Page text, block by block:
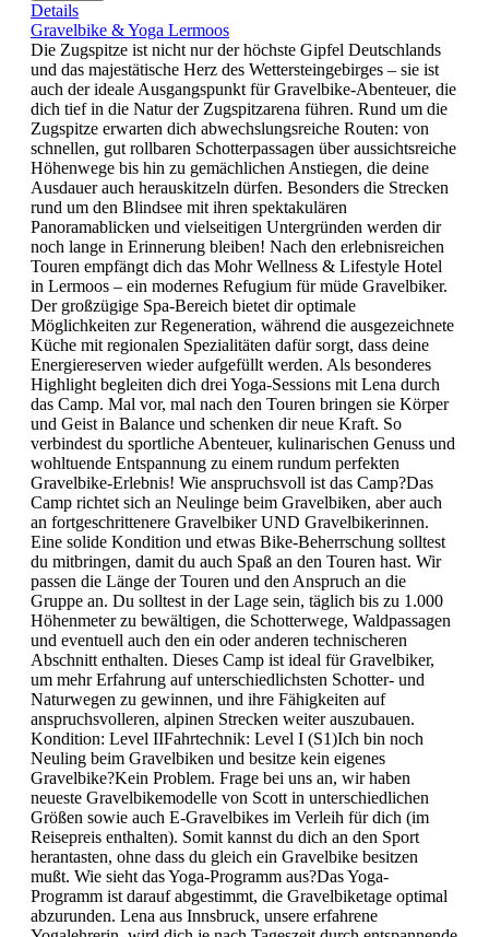
Details
Gravelbike & Yoga Lermoos
Die Zugspitze ist nicht nur der höchste Gipfel Deutschlands
und das majestätische Herz des Wettersteingebirges – sie ist
auch der ideale Ausgangspunkt für Gravelbike-Abenteuer, die
dich tief in die Natur der Zugspitzarena führen. Rund um die
Zugspitze erwarten dich abwechslungsreiche Routen: von
schnellen, gut rollbaren Schotterpassagen über aussichtsreiche
Höhenwege bis hin zu gemächlichen Anstiegen, die deine
Ausdauer auch herauskitzeln dürfen. Besonders die Strecken
rund um den Blindsee mit ihren spektakulären
Panoramablicken und vielseitigen Untergründen werden dir
noch lange in Erinnerung bleiben! Nach den erlebnisreichen
Touren empfängt dich das Mohr Wellness & Lifestyle Hotel
in Lermoos – ein modernes Refugium für müde Gravelbiker.
Der großzügige Spa-Bereich bietet dir optimale
Möglichkeiten zur Regeneration, während die ausgezeichnete
Küche mit regionalen Spezialitäten dafür sorgt, dass deine
Energiereserven wieder aufgefüllt werden. Als besonderes
Highlight begleiten dich drei Yoga-Sessions mit Lena durch
das Camp. Mal vor, mal nach den Touren bringen sie Körper
und Geist in Balance und schenken dir neue Kraft. So
verbindest du sportliche Abenteuer, kulinarischen Genuss und
wohltuende Entspannung zu einem rundum perfekten
Gravelbike-Erlebnis! Wie anspruchsvoll ist das Camp?Das
Camp richtet sich an Neulinge beim Gravelbiken, aber auch
an fortgeschrittenere Gravelbiker UND Gravelbikerinnen.
Eine solide Kondition und etwas Bike-Beherrschung solltest
du mitbringen, damit du auch Spaß an den Touren hast. Wir
passen die Länge der Touren und den Anspruch an die
Gruppe an. Du solltest in der Lage sein, täglich bis zu 1.000
Höhenmeter zu bewältigen, die Schotterwege, Waldpassagen
und eventuell auch den ein oder anderen technischeren
Abschnitt enthalten. Dieses Camp ist ideal für Gravelbiker,
um mehr Erfahrung auf unterschiedlichsten Schotter- und
Naturwegen zu gewinnen, und ihre Fähigkeiten auf
anspruchsvolleren, alpinen Strecken weiter auszubauen.
Kondition: Level IIFahrtechnik: Level I (S1)Ich bin noch
Neuling beim Gravelbiken und besitze kein eigenes
Gravelbike?Kein Problem. Frage bei uns an, wir haben
neueste Gravelbikemodelle von Scott in unterschiedlichen
Größen sowie auch E-Gravelbikes im Verleih für dich (im
Reisepreis enthalten). Somit kannst du dich an den Sport
herantasten, ohne dass du gleich ein Gravelbike besitzen
mußt. Wie sieht das Yoga-Programm aus?Das Yoga-
Programm ist darauf abgestimmt, die Gravelbiketage optimal
abzurunden. Lena aus Innsbruck, unsere erfahrene